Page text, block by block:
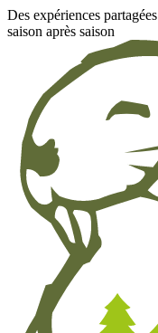
Des expériences partagées
saison après saison